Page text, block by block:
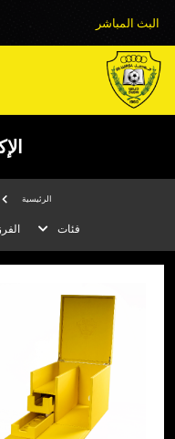
البث المباشر
الرئيسية
فئات